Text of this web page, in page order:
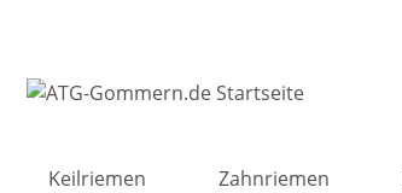
Keilriemen Zahnriemen